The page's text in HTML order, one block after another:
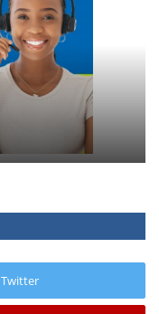
Twitter